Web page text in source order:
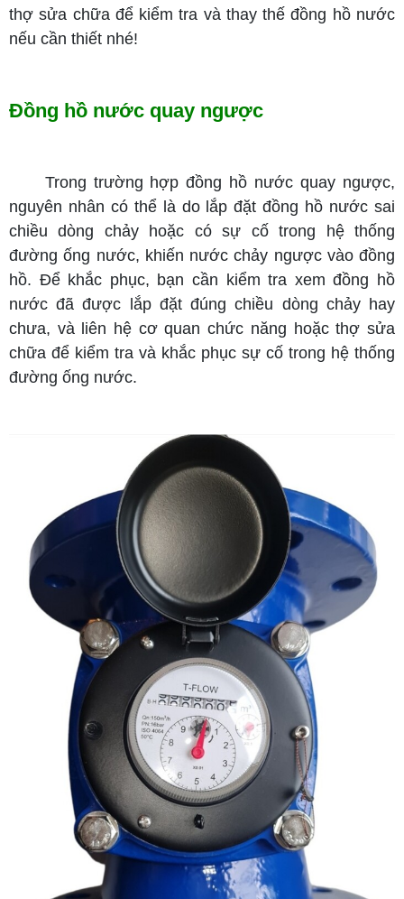
thợ sửa chữa để kiểm tra và thay thế đồng hồ nước
nếu cần thiết nhé!
Đồng hồ nước quay ngược
Trong trường hợp đồng hồ nước quay ngược,
nguyên nhân có thể là do lắp đặt đồng hồ nước sai
chiều dòng chảy hoặc có sự cố trong hệ thống
đường ống nước, khiến nước chảy ngược vào đồng
hồ. Để khắc phục, bạn cần kiểm tra xem đồng hồ
nước đã được lắp đặt đúng chiều dòng chảy hay
chưa, và liên hệ cơ quan chức năng hoặc thợ sửa
chữa để kiểm tra và khắc phục sự cố trong hệ thống
đường ống nước.